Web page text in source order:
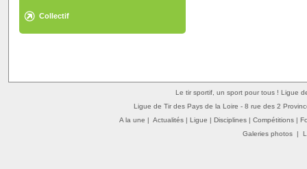
Collectif
Le tir sportif, un sport pour tous ! Ligue
Ligue de Tir des Pays de la Loire - 8 rue des 2
A la une | Actualités | Ligue | Disciplines | Compétitions |
Galeries photos|